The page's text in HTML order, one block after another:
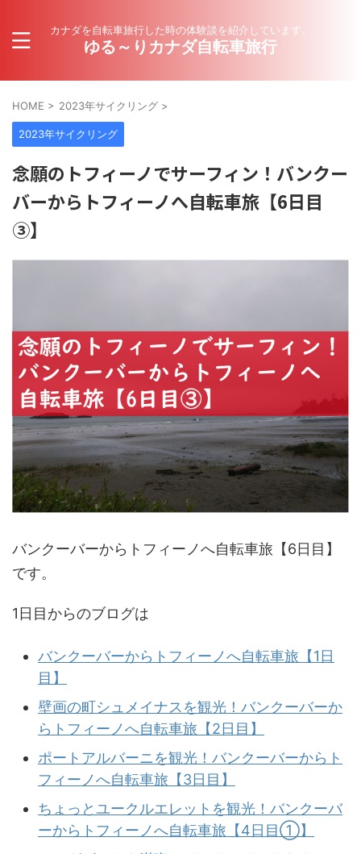
カナダを自転車旅行した時の体験談を紹介しています。
ゆる～りカナダ自転車旅行
HOME > 2023年サイクリング >
2023年サイクリング
念願のトフィーノでサーフィン！バンクー
バーからトフィーノへ自転車旅【6日目
③】
バンクーバーからトフィーノへ自転車旅【6日目】
です。
1日目からのブログは
バンクーバーからトフィーノへ自転車旅【1日
目】
壁画の町シュメイナスを観光！バンクーバーか
らトフィーノへ自転車旅【2日目】
ポートアルバーニを観光！バンクーバーからト
フィーノへ自転車旅【3日目】
ちょっとユークルエレットを観光！バンクーバ
ーからトフィーノへ自転車旅【4日目①】